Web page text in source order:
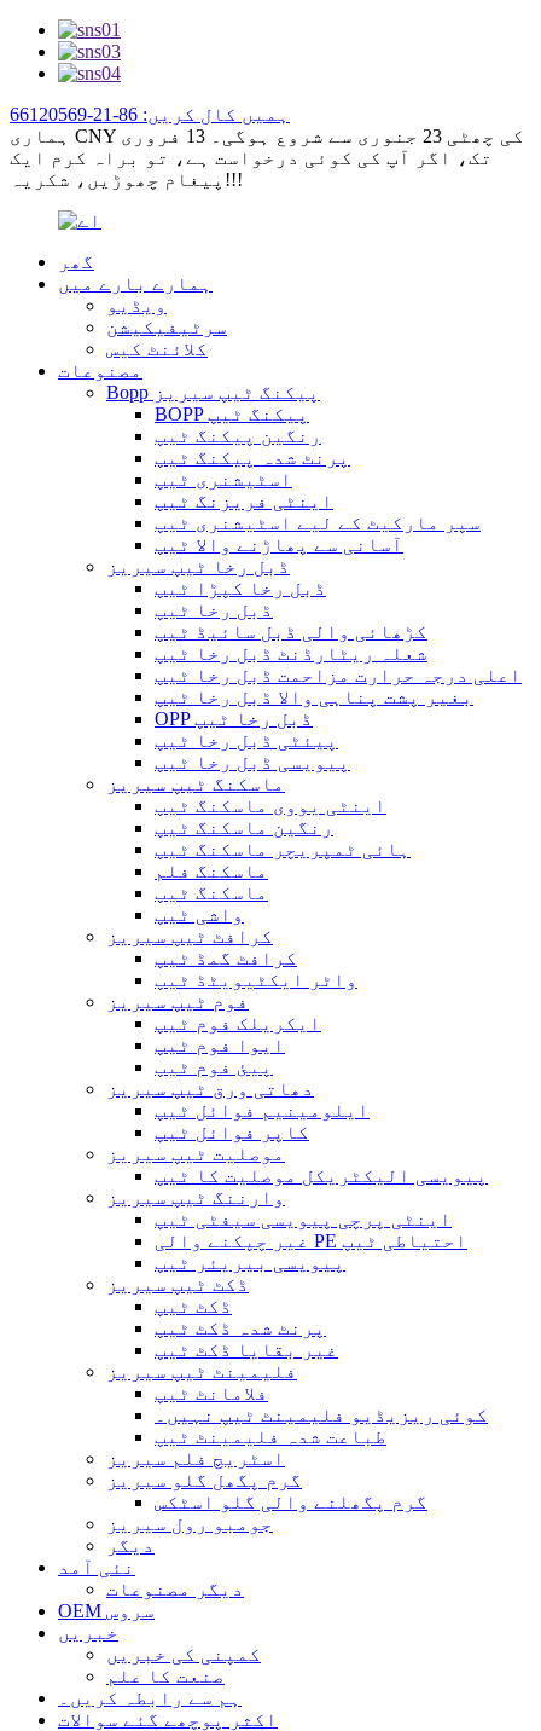
ہمیں کال کریں: 86-21-66120569
ہماری CNY کی چھٹی 23 جنوری سے شروع ہوگی۔ 13 فروری
تک، اگر آپ کی کوئی درخواست ہے، تو براہ کرم ایک
پیغام چھوڑیں، شکریہ!!!
گھر
ہمارے بارے میں
ویڈیو
سرٹیفیکیشن
کلائنٹ کیس
مصنوعات
Bopp پیکنگ ٹیپ سیریز
BOPP پیکنگ ٹیپ
رنگین پیکنگ ٹیپ
پرنٹ شدہ پیکنگ ٹیپ
اسٹیشنری ٹیپ
اینٹی فریزنگ ٹیپ
سپر مارکیٹ کے لیے اسٹیشنری ٹیپ
آسانی سے پھاڑنے والا ٹیپ
ڈبل رخا ٹیپ سیریز
ڈبل رخا کپڑا ٹیپ
ڈبل رخا ٹیپ
کڑھائی والی ڈبل سائیڈ ٹیپ
شعلہ ریٹارڈنٹ ڈبل رخا ٹیپ
اعلی درجہ حرارت مزاحمت ڈبل رخا ٹیپ
بغیر پشت پناہی والا ڈبل ​​رخا ٹیپ
OPP ڈبل رخا ٹیپ
پیئٹی ڈبل رخا ٹیپ
پیویسی ڈبل رخا ٹیپ
ماسکنگ ٹیپ سیریز
اینٹی یووی ماسکنگ ٹیپ
رنگین ماسکنگ ٹیپ
ہائی ٹمپریچر ماسکنگ ٹیپ
ماسکنگ فلم
ماسکنگ ٹیپ
واشی ٹیپ
کرافٹ ٹیپ سیریز
کرافٹ گمڈ ٹیپ
واٹر ایکٹیویٹڈ ٹیپ
فوم ٹیپ سیریز
ایکریلک فوم ٹیپ
ایوا فوم ٹیپ
پیئ فوم ٹیپ
دھاتی ورق ٹیپ سیریز
ایلومینیم فوائل ٹیپ
کاپر فوائل ٹیپ
موصلیت ٹیپ سیریز
پیویسی الیکٹریکل موصلیت کا ٹیپ
وارننگ ٹیپ سیریز
اینٹی پرچی پیویسی سیفٹی ٹیپ
غیر چپکنے والی PE احتیاطی ٹیپ
پیویسی بیریئر ٹیپ
ڈکٹ ٹیپ سیریز
ڈکٹ ٹیپ
پرنٹ شدہ ڈکٹ ٹیپ
غیر بقایا ڈکٹ ٹیپ
فلیمینٹ ٹیپ سیریز
فلامانٹ ٹیپ
کوئی ریزیڈیو فلیمینٹ ٹیپ نہیں۔
طباعت شدہ فلیمینٹ ٹیپ
اسٹریچ فلم سیریز
گرم پگھل گلو سیریز
گرم پگھلنے والی گلو اسٹکس
جومبو رول سیریز
دیگر
نئی آمد
دیگر مصنوعات
OEM سروس
خبریں
کمپنی کی خبریں
صنعت کا علم
ہم سے رابطہ کریں۔
اکثر پوچھے گئے سوالات